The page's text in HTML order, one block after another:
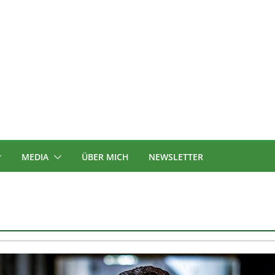
MEDIA ÜBER MICH NEWSLETTER